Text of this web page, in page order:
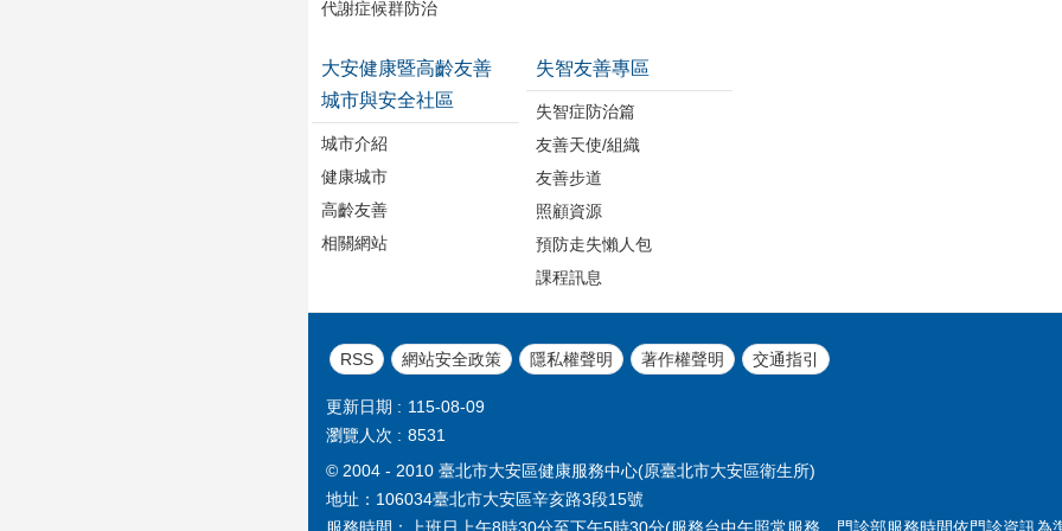
代謝症候群防治
大安健康暨高齡友善
城市與安全社區
城市介紹
健康城市
高齡友善
相關網站
失智友善專區
失智症防治篇
友善天使/組織
友善步道
照顧資源
預防走失懶人包
課程訊息
RSS 網站安全政策 隱私權聲明 著作權聲明 交通指引
更新日期
115-08-09
瀏覽人次
8531
© 2004 - 2010 臺北市大安區健康服務中心(原臺北市大安區衛生所)
地址：106034臺北市大安區辛亥路3段15號
服務時間：上班日上午8時30分至下午5時30分(服務台中午照常服務、門診部服務時間依門診資訊為